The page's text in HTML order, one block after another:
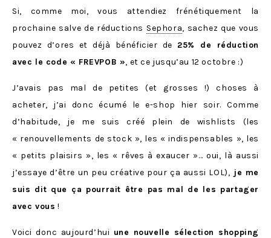
Si, comme moi, vous attendiez frénétiquement la
prochaine salve de réductions Sephora, sachez que vous
pouvez d’ores et déjà bénéficier de 25% de réduction
avec le code « FREVPOB », et ce jusqu’au 12 octobre :)
J’avais pas mal de petites (et grosses !) choses à
acheter, j’ai donc écumé le e-shop hier soir. Comme
d’habitude, je me suis créé plein de wishlists (les
« renouvellements de stock », les « indispensables », les
« petits plaisirs », les « rêves à exaucer »… oui, là aussi
j’essaye d’être un peu créative pour ça aussi LOL), je me
suis dit que ça pourrait être pas mal de les partager
avec vous !
Voici donc aujourd’hui une nouvelle sélection shopping